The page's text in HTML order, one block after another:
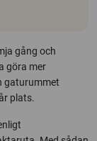
gång och
göra mer
gaturummet
plats.